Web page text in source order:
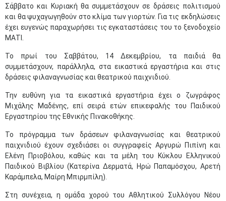
Σάββατο και Κυριακή θα συμμετάσχουν σε δράσεις πολιτισμού
και θα ψυχαγωγηθούν στο κλίμα των γιορτών. Για τις εκδηλώσεις
έχει ευγενώς παραχωρήσει τις εγκαταστάσεις του το ξενοδοχείο
ΜΑΤΙ.
Το πρωί του Σαββάτου, 14 Δεκεμβρίου, τα παιδιά θα
συμμετάσχουν, παράλληλα, στα εικαστικά εργαστήρια και στις
δράσεις φιλαναγνωσίας και θεατρικού παιχνιδιού.
Την ευθύνη για τα εικαστικά εργαστήρια έχει ο ζωγράφος
Μιχάλης Μαδένης, επί σειρά ετών επικεφαλής του Παιδικού
Εργαστηρίου της Εθνικής Πινακοθήκης.
Το πρόγραμμα των δράσεων φιλαναγνωσίας και θεατρικού
παιχνιδιού έχουν σχεδιάσει οι συγγραφείς Αργυρώ Πιπίνη και
Ελένη Πριοβόλου, καθώς και τα μέλη του Κύκλου Ελληνικού
Παιδικού Βιβλίου (Κατερίνα Δερματά, Ηρώ Παπαμόσχου, Αρετή
Καράμπελα, Μαίρη Μπιρμπίλη).
Στη συνέχεια, η ομάδα χορού του Αθλητικού Συλλόγου Νέου